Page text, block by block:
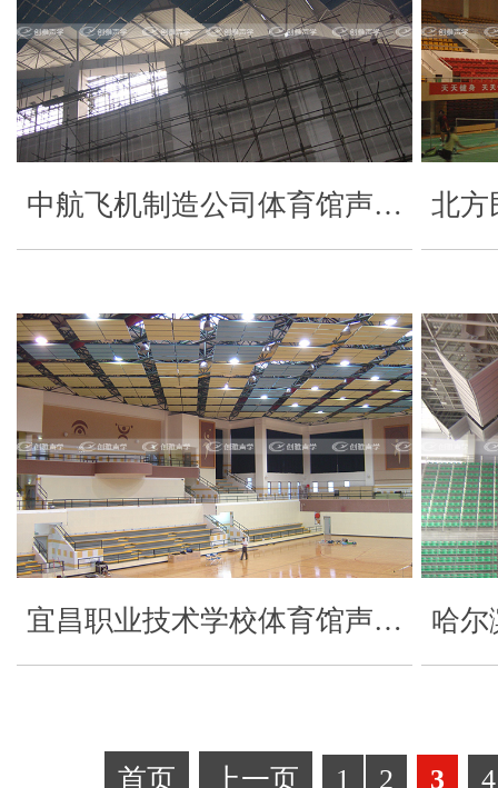
中航飞机制造公司体育馆声… 北方
宜昌职业技术学校体育馆声… 哈
首页 上一页 1 2 3 4